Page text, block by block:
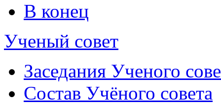
В конец
Ученый совет
Заседания Ученого
Состав Учёного совета